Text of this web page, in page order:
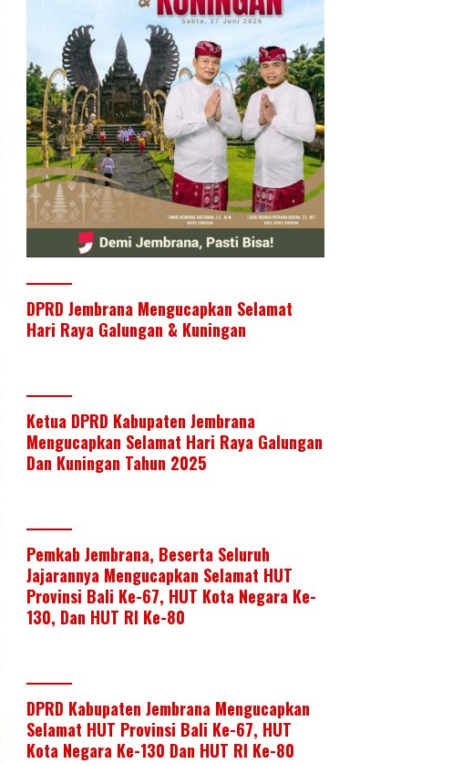
DPRD Jembrana Mengucapkan Selamat
Hari Raya Galungan & Kuningan
Ketua DPRD Kabupaten Jembrana
Mengucapkan Selamat Hari Raya Galungan
Dan Kuningan Tahun 2025
Pemkab Jembrana, Beserta Seluruh
Jajarannya Mengucapkan Selamat HUT
Provinsi Bali Ke-67, HUT Kota Negara Ke-
130, Dan HUT RI Ke-80
DPRD Kabupaten Jembrana Mengucapkan
Selamat HUT Provinsi Bali Ke-67, HUT
Kota Negara Ke-130 Dan HUT RI Ke-80